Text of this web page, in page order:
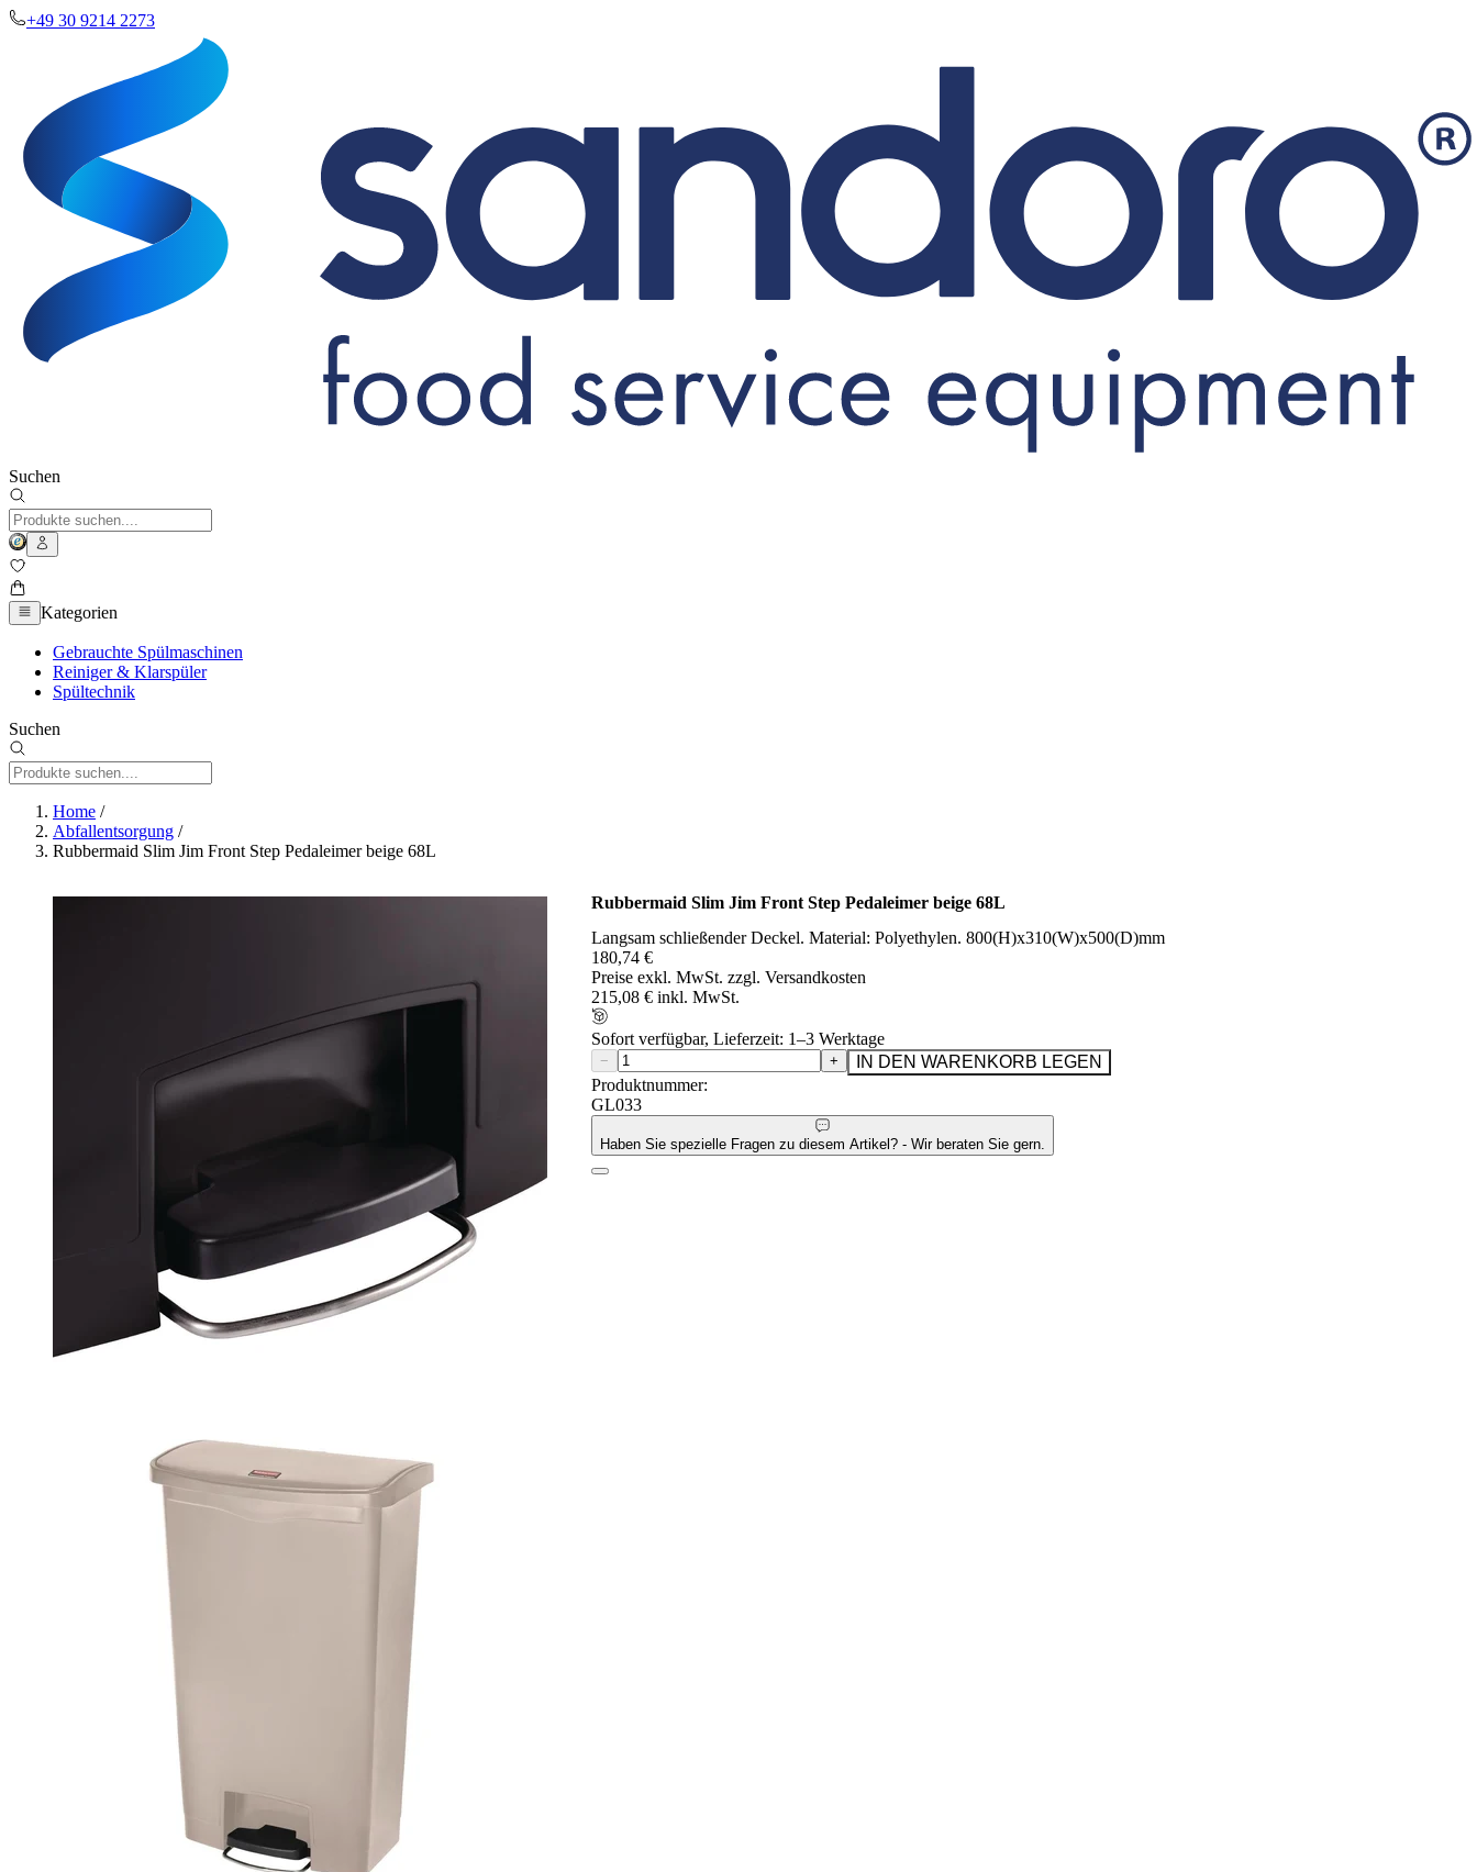
+49 30 9214 2273
Suchen
Kategorien
Gebrauchte Spülmaschinen
Reiniger & Klarspüler
Spültechnik
Suchen
Home /
Abfallentsorgung /
Rubbermaid Slim Jim Front Step Pedaleimer beige 68L
Rubbermaid Slim Jim Front Step Pedaleimer beige 68L
Langsam schließender Deckel. Material: Polyethylen. 800(H)x310(W)x500(D)mm
180,74 €
Preise exkl. MwSt. zzgl. Versandkosten
215,08 € inkl. MwSt.
Sofort verfügbar, Lieferzeit: 1–3 Werktage
− +
IN DEN WARENKORB LEGEN
Produktnummer:
GL033
Haben Sie spezielle Fragen zu diesem Artikel? - Wir beraten Sie gern.